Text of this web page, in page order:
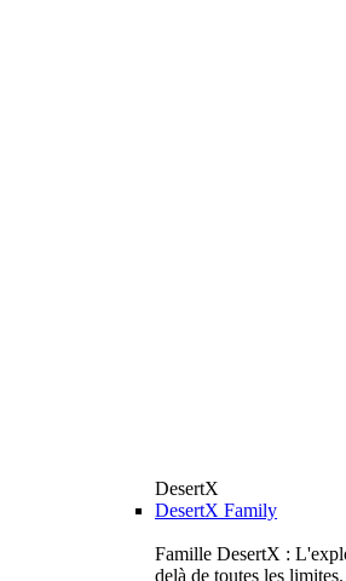
DesertX
DesertX Family
Famille DesertX :
delà de toutes les limites.